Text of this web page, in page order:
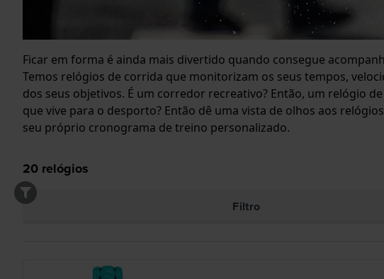
Ficar em forma é ainda mais divertido quando consegue
Temos relógios de corrida que monitorizam os seus tempos,
dos seus objetivos. É um corredor recreativo? Então, um relógio
que vive para o desporto? Então dê uma vista de olhos aos
seu próprio cronograma de treino personalizado.
20 relógios
Filtro